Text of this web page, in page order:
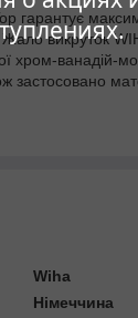
гарантує
Жало викруток
хром-ванадій-
застосовано
Wiha
Німеччина